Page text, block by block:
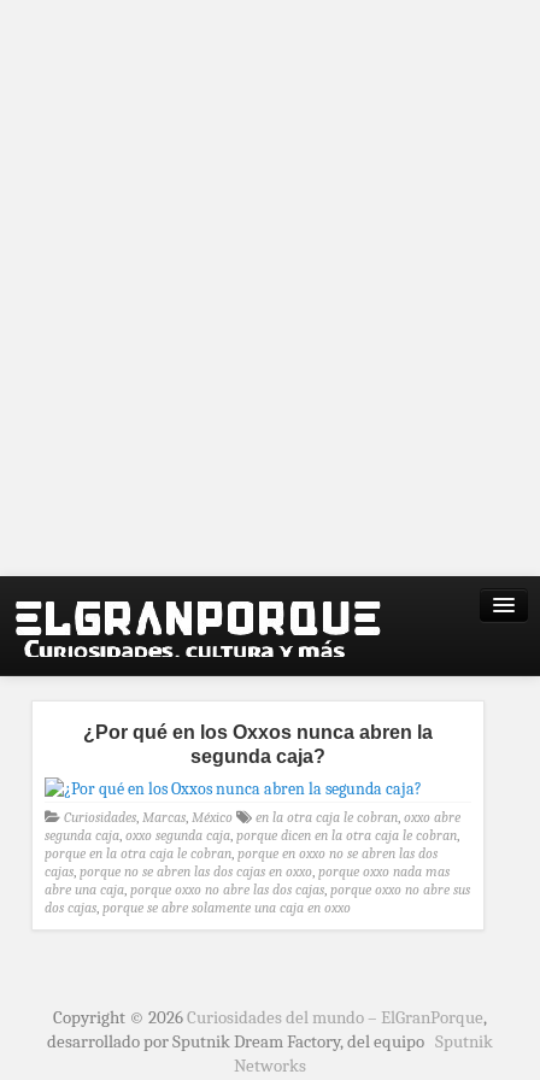
¿Por qué en los Oxxos nunca abren la
segunda caja?
Curiosidades, Marcas, México en la otra caja le cobran, oxxo abre
segunda caja, oxxo segunda caja, porque dicen en la otra caja le cobran,
porque en la otra caja le cobran, porque en oxxo no se abren las dos
cajas, porque no se abren las dos cajas en oxxo, porque oxxo nada mas
abre una caja, porque oxxo no abre las dos cajas, porque oxxo no abre sus
dos cajas, porque se abre solamente una caja en oxxo
Copyright © 2026Curiosidades del mundo – ElGranPorque,
desarrollado por Sputnik Dream Factory, del equipo Sputnik
Networks